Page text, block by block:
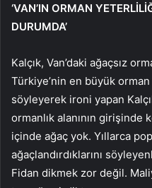
‘VAN’IN ORMAN
DURUMDA’
Kalçık, Van’daki ağaçsız
Türkiye’nin en büyük orman
söyleyerek ironi yapan
ormanlık alanının girişinde
içinde ağaç yok. Yıllarca
ağaçlandırdıklarını
Fidan dikmek zor değil.